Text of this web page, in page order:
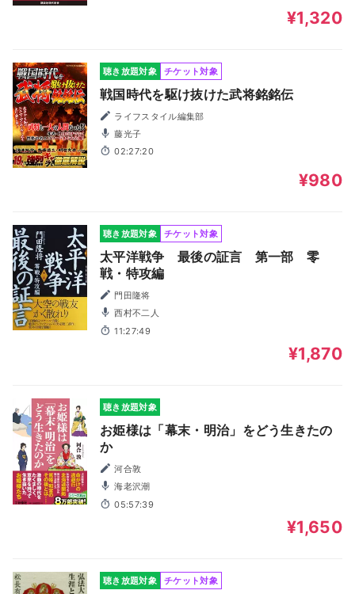
¥1,320
聴き放題対象 チケット対象
戦国時代を駆け抜けた武将銘銘伝
ライフスタイル編集部
藤光子
02:27:20
¥980
聴き放題対象 チケット対象
太平洋戦争 最後の証言 第一部 零
戦・特攻編
門田隆将
西村不二人
11:27:49
¥1,870
聴き放題対象
お姫様は「幕末・明治」をどう生きたの
か
河合敦
海老沢潮
05:57:39
¥1,650
聴き放題対象 チケット対象